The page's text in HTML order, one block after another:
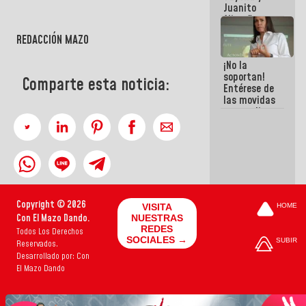
REDACCIÓN MAZO
Comparte esta noticia:
Juanito
Alimaña son
harina del
mismo
costal
¡No la
soportan!
Entérese de
las movidas
que realizan
Copyright © 2026
Con El Mazo Dando.
Todos Los Derechos
Reservados.
Desarrollado por: Con
El Mazo Dando
VISITA
NUESTRAS
REDES
SOCIALES →
HOME
SUBIR